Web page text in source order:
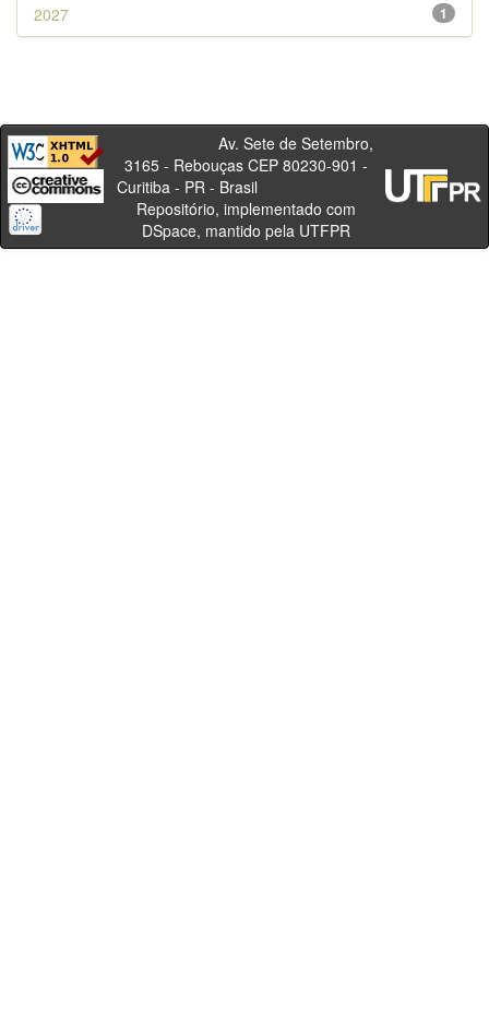
1
2027
Av. Sete de Setembro,
3165 - Rebouças CEP 80230-901 -
Curitiba - PR - Brasil
Repositório, implementado com
DSpace, mantido pela UTFPR